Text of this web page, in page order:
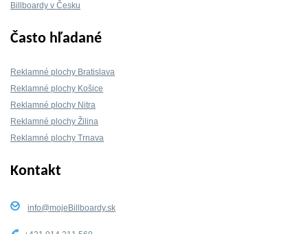
Billboardy v Česku
Často hľadané
Reklamné plochy Bratislava
Reklamné plochy Košice
Reklamné plochy Nitra
Reklamné plochy Žilina
Reklamné plochy Trnava
Kontakt
info@mojeBillboardy.sk